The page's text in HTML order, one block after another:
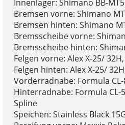
Innenlager: Shimano BB-
Bremsen vorne: Shimano
Bremsen hinten: Shimano
Bremsscheibe vorne:
Bremsscheibe hinten:
Felgen vorne: Alex X-25/
Felgen hinten: Alex X-25/
Vorderradnabe: Formula
Hinterradnabe: Formula CL-
Spline
Speichen: Stainless Black